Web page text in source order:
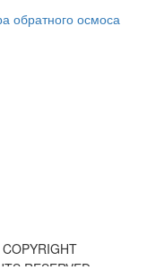
обратного осмоса